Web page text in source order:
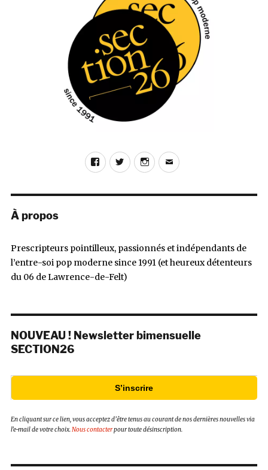
FacebookTwitterInstagram
E-
À propos
Prescripteurs pointilleux, passionnés et indépendants de
l’entre-soi pop moderne since 1991 (et heureux détenteurs
du 06 de Lawrence-de-Felt)
NOUVEAU ! Newsletter bimensuelle
SECTION26
S’inscrire
En cliquant sur ce lien, vous acceptez d’être tenus au courant de nos dernières nouvelles via
l’e-mail de votre choix.Nous contacterpour toute désinscription.